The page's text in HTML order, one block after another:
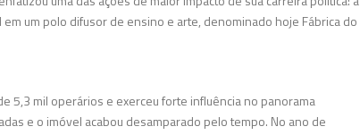
um polo difusor de ensino e arte, denominado hoje Fábrica do
5,3 mil operários e exerceu forte influência no panorama
e o imóvel acabou desamparado pelo tempo. No ano de